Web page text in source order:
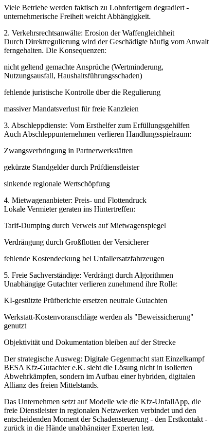
Viele Betriebe werden faktisch zu Lohnfertigern degradiert -
unternehmerische Freiheit weicht Abhängigkeit.
2. Verkehrsrechtsanwälte: Erosion der Waffengleichheit
Durch Direktregulierung wird der Geschädigte häufig vom Anwalt
ferngehalten. Die Konsequenzen:
nicht geltend gemachte Ansprüche (Wertminderung,
Nutzungsausfall, Haushaltsführungsschaden)
fehlende juristische Kontrolle über die Regulierung
massiver Mandatsverlust für freie Kanzleien
3. Abschleppdienste: Vom Ersthelfer zum Erfüllungsgehilfen
Auch Abschleppunternehmen verlieren Handlungsspielraum:
Zwangsverbringung in Partnerwerkstätten
gekürzte Standgelder durch Prüfdienstleister
sinkende regionale Wertschöpfung
4. Mietwagenanbieter: Preis- und Flottendruck
Lokale Vermieter geraten ins Hintertreffen:
Tarif-Dumping durch Verweis auf Mietwagenspiegel
Verdrängung durch Großflotten der Versicherer
fehlende Kostendeckung bei Unfallersatzfahrzeugen
5. Freie Sachverständige: Verdrängt durch Algorithmen
Unabhängige Gutachter verlieren zunehmend ihre Rolle:
KI-gestützte Prüfberichte ersetzen neutrale Gutachten
Werkstatt-Kostenvoranschläge werden als "Beweissicherung"
genutzt
Objektivität und Dokumentation bleiben auf der Strecke
Der strategische Ausweg: Digitale Gegenmacht statt Einzelkampf
BESA Kfz-Gutachter e.K. sieht die Lösung nicht in isolierten
Abwehrkämpfen, sondern im Aufbau einer hybriden, digitalen
Allianz des freien Mittelstands.
Das Unternehmen setzt auf Modelle wie die Kfz-UnfallApp, die
freie Dienstleister in regionalen Netzwerken verbindet und den
entscheidenden Moment der Schadensteuerung - den Erstkontakt -
zurück in die Hände unabhängiger Experten legt.